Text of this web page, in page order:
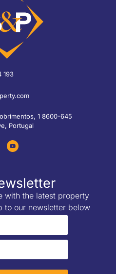
193
1 8600-645
Portugal
with the latest property
to our newsletter below